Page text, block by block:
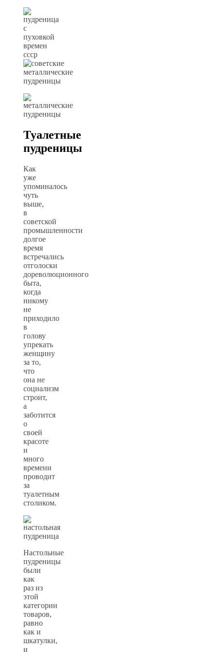
Туалетные
пудреницы
Как
уже
упоминалось
чуть
выше,
в
советской
промышленности
долгое
время
встречались
отголоски
дореволюционного
быта,
когда
никому
не
приходило
в
голову
упрекать
женщину
за то,
что
она не
социализм
строит,
а
заботится
о
своей
красоте
и
много
времени
проводит
за
туалетным
столиком.
Настольные
пудреницы
были
как
раз из
этой
категории
товаров,
равно
как и
шкатулки,
и